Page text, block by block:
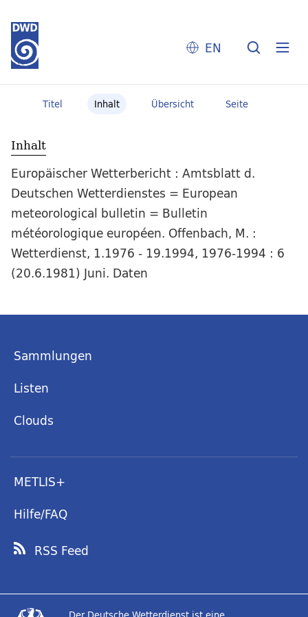
EN
Titel Inhalt Übersicht Seite
Inhalt
Europäischer Wetterbericht : Amtsblatt d.
Deutschen Wetterdienstes = European
meteorological bulletin = Bulletin
météorologique européen. Offenbach, M. :
Wetterdienst, 1.1976 - 19.1994, 1976-1994 : 6
(20.6.1981) Juni. Daten
Sammlungen
Listen
Clouds
METLIS+
Hilfe/FAQ
RSS Feed